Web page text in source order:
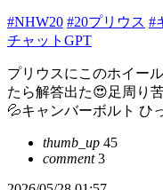
#NHW20 #20プリウス #
チャットGPT
プリウスにこのホイー
たら解答出た😍足周り
💦キャンバーボルト ひ
thumb_up 45
comment3